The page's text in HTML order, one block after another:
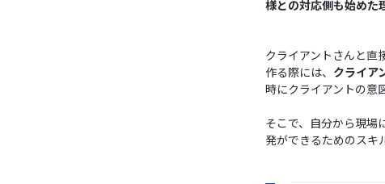
様との対応側も始めた
クライアントさんと直
作る際には、 クライア
時にクライアントの意
そこで、自分から現場
発ができるためのスキ